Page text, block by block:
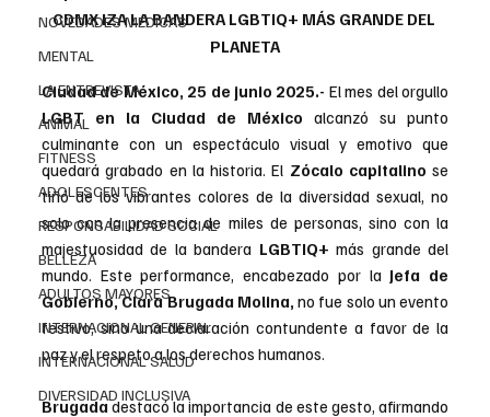
NOVEDADES MEDICAS
MENTAL
LA ENTREVISTA
ANIMAL
FITNESS
ADOLESCENTES
RESPONSABILIDAD SOCIAL
BELLEZA
ADULTOS MAYORES
INTERNACIONAL GENERAL
INTERNACIONAL SALUD
DIVERSIDAD INCLUSIVA
CDMX IZA LA BANDERA LGBTIQ+ MÁS GRANDE DEL
PLANETA
Ciudad de México, 25 de junio 2025.-
LGBT en la Ciudad de México alcanzó su punto
culminante con un espectáculo visual y emotivo que
quedará grabado en la historia. El Zócalo capitalino se
tiñó de los vibrantes colores de la diversidad sexual, no
solo con la presencia de miles de personas, sino con la
majestuosidad de la bandera LGBTIQ+ más grande del
mundo. Este performance, encabezado por la Jefa de
Gobierno, Clara Brugada Molina, no fue solo un evento
festivo, sino una declaración contundente a favor de la
paz y el respeto a los derechos humanos.
Brugada destacó la importancia de este gesto, afirmando